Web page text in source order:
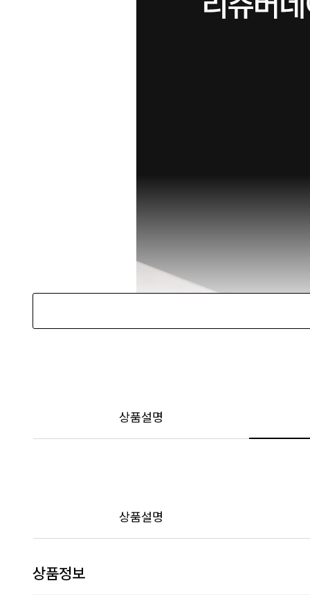
상품설명
상품설명
상품정보